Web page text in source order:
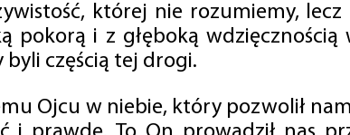
której nie rozumiemy,
pokorą i z głęboką wdzięcznością
częścią tej drogi.
Ojcu w niebie, który pozwolił